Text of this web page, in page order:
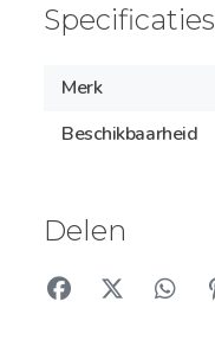
Specificaties
Merk
Beschikbaarheid
Delen